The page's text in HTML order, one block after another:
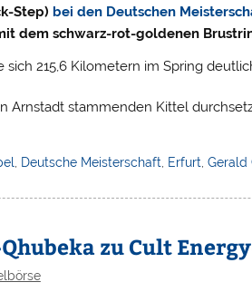
Step) bei den Deutschen
dem schwarz-rot-goldenen
215,6 Kilometern im Spring
Arnstadt stammenden Kittel
Deutsche Meisterschaft Erfurt Gerald
zu Cult